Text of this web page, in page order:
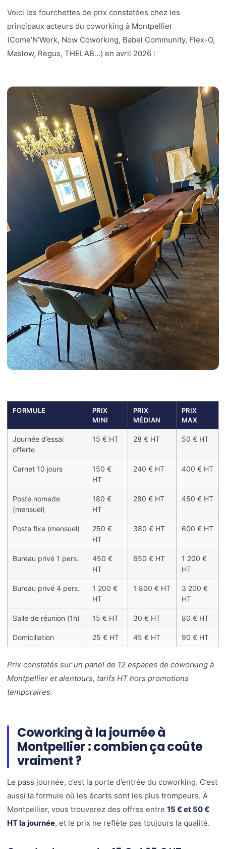
Voici les fourchettes de prix constatées chez les
principaux acteurs du coworking à Montpellier
(Come’N’Work, Now Coworking, Babel Community, Flex-O,
Maslow, Regus, THELAB…) en avril 2026 :
FORMULE
PRIX
MINI
PRIX
MÉDIAN
PRIX
MAX
Journée d’essai
offerte
15 € HT 28 € HT 50 € HT
Carnet 10 jours
150 €
HT
240 € HT 400 € HT
Poste nomade
(mensuel)
180 €
HT
280 € HT 450 € HT
Poste fixe (mensuel)
250 €
HT
380 € HT 600 € HT
Bureau privé 1 pers.
450 €
HT
650 € HT
1 200 €
HT
Bureau privé 4 pers.
1 200 €
HT
1 800 € HT
3 200 €
HT
Salle de réunion (1h) 15 € HT 30 € HT 80 € HT
Domiciliation 25 € HT 45 € HT 90 € HT
Prix constatés sur un panel de 12 espaces de coworking à
Montpellier et alentours, tarifs HT hors promotions
temporaires.
Coworking à la journée à
Montpellier : combien ça coûte
vraiment ?
Le pass journée, c’est la porte d’entrée du coworking. C’est
aussi la formule où les écarts sont les plus trompeurs. À
Montpellier, vous trouverez des offres entre 15 € et 50 €
HT la journée, et le prix ne reflète pas toujours la qualité.